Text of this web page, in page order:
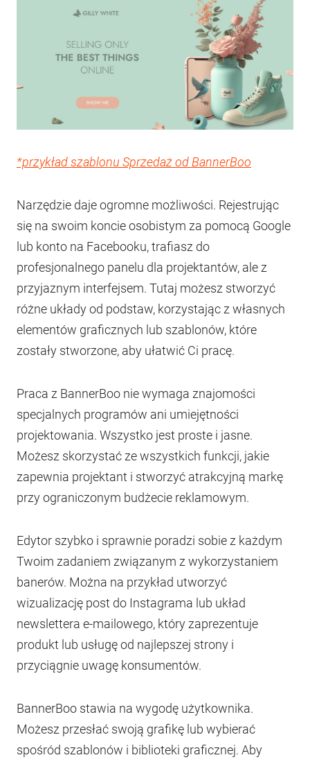
*przykład szablonu Sprzedaż od BannerBoo
Narzędzie daje ogromne możliwości. Rejestrując
się na swoim koncie osobistym za pomocą Google
lub konto na Facebooku, trafiasz do
profesjonalnego panelu dla projektantów, ale z
przyjaznym interfejsem. Tutaj możesz stworzyć
różne układy od podstaw, korzystając z własnych
elementów graficznych lub szablonów, które
zostały stworzone, aby ułatwić Ci pracę.
Praca z BannerBoo nie wymaga znajomości
specjalnych programów ani umiejętności
projektowania. Wszystko jest proste i jasne.
Możesz skorzystać ze wszystkich funkcji, jakie
zapewnia projektant i stworzyć atrakcyjną markę
przy ograniczonym budżecie reklamowym.
Edytor szybko i sprawnie poradzi sobie z każdym
Twoim zadaniem związanym z wykorzystaniem
banerów. Można na przykład utworzyć
wizualizację post do Instagrama lub układ
newslettera e-mailowego, który zaprezentuje
produkt lub usługę od najlepszej strony i
przyciągnie uwagę konsumentów.
BannerBoo stawia na wygodę użytkownika.
Możesz przesłać swoją grafikę lub wybierać
spośród szablonów i biblioteki graficznej. Aby